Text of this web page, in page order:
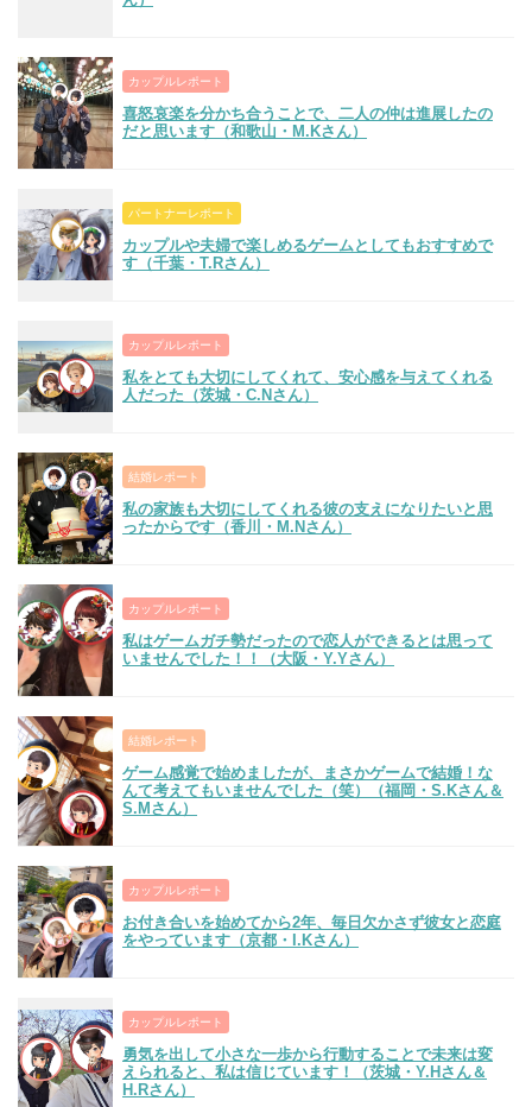
カップルレポート
喜怒哀楽を分かち合うことで、二人の仲は進展したの
だと思います（和歌山・M.Kさん）
パートナーレポート
カップルや夫婦で楽しめるゲームとしてもおすすめで
す（千葉・T.Rさん）
カップルレポート
私をとても大切にしてくれて、安心感を与えてくれる
人だった（茨城・C.Nさん）
結婚レポート
私の家族も大切にしてくれる彼の支えになりたいと思
ったからです（香川・M.Nさん）
カップルレポート
私はゲームガチ勢だったので恋人ができるとは思って
いませんでした！！（大阪・Y.Yさん）
結婚レポート
ゲーム感覚で始めましたが、まさかゲームで結婚！な
んて考えてもいませんでした（笑）（福岡・S.Kさん＆
S.Mさん）
カップルレポート
お付き合いを始めてから2年、毎日欠かさず彼女と恋庭
をやっています（京都・I.Kさん）
カップルレポート
勇気を出して小さな一歩から行動することで未来は変
えられると、私は信じています！（茨城・Y.Hさん＆
H.Rさん）